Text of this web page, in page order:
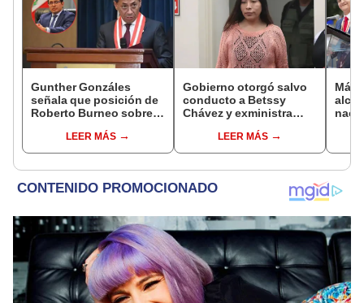
Gunther Gonzáles
señala que posición de
Roberto Burneo sobre
Aliaga no representan al
JNE
LEER MÁS
Gobierno otorgó salvo
conducto a Betssy
Chávez y exministra
madrugadaLEER MÁS
Más